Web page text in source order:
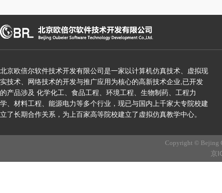
北京欧倍尔软件技术开发有限公司是一家以计算机仿真技术、虚拟现
实技术、网络技术的开发与推广应用为核心的高新技术企业,已开发
的产品涉及 化学化工、食品工程、环境工程、生物制药、工程力
学、材料工程、能源电力等多个行业，现已与国内上千家大专院校建
立了长期合作关系，为上百家高等院校建立了虚拟仿真教学中心。
Copyright © Bejing
京